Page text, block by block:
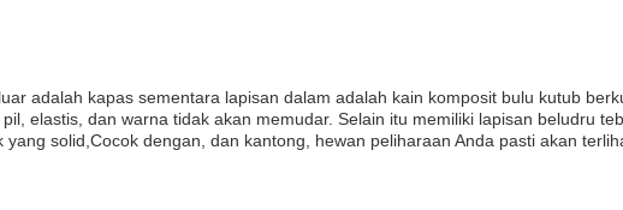
adalah kapas sementara lapisan dalam adalah kain komposit bulu kutub
elastis, dan warna tidak akan memudar. Selain itu memiliki lapisan beludru
solid,Cocok dengan, dan kantong, hewan peliharaan Anda pasti akan